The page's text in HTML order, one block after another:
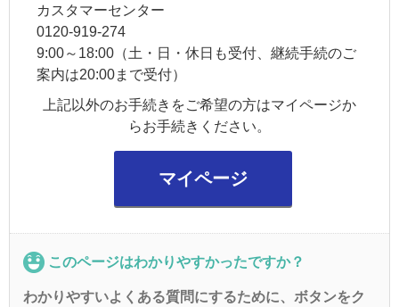
カスタマーセンター
0120-919-274
9:00～18:00（土・日・休日も受付、継続手続のご
案内は20:00まで受付）
上記以外のお手続きをご希望の方はマイページか
らお手続きください。
マイページ
このページはわかりやすかったですか？
わかりやすいよくある質問にするために、ボタンをク